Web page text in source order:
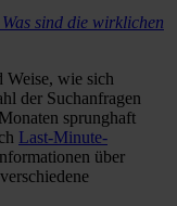
sind die wirklichen
Weise, wie sich
der Suchanfragen
sprunghaft
Last-Minute-
über